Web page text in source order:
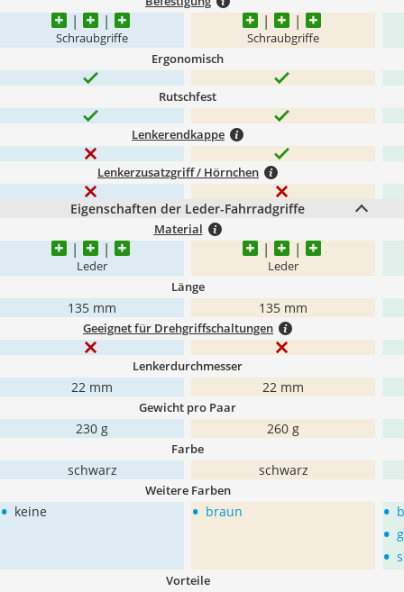
Schraubgriffe Schraubgriffe
Ergonomisch
Rutschfest
Lenkerendkappe
Lenkerzusatzgriff / Hörnchen
Eigenschaften der Leder-Fahrradgriffe
Material
Leder Leder
Länge
135 mm 135 mm
Geeignet für Drehgriffschaltungen
Lenkerdurchmesser
22 mm 22 mm
Gewicht pro Paar
230 g 260 g
Farbe
schwarz schwarz
Weitere Farben
• keine • braun •
•
•
Vorteile